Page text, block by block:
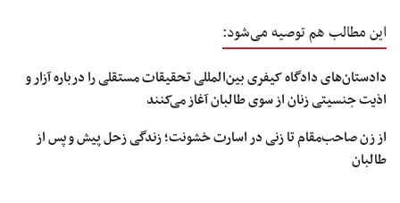
این مطالب هم توصیه می‌شود:
دادستان‌های دادگاه کیفری بین‌المللی تحقیقات مستقلی را درباره آزار و
اذیت جنسیتی زنان از سوی طالبان آغاز می‌کنند
از زن صاحب‌مقام تا زنی در اسارت خشونت؛ زندگی زحل پیش و پس از
طالبان